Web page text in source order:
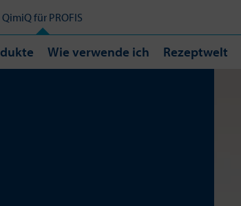
QimiQ für PROFIS
Wie verwende ich Rezeptwelt